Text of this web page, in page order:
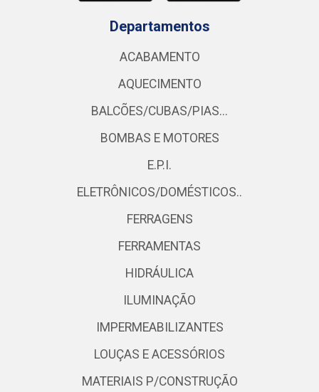
Departamentos
ACABAMENTO
AQUECIMENTO
BALCÕES/CUBAS/PIAS...
BOMBAS E MOTORES
E.P.I.
ELETRÔNICOS/DOMÉSTICOS..
FERRAGENS
FERRAMENTAS
HIDRÁULICA
ILUMINAÇÃO
IMPERMEABILIZANTES
LOUÇAS E ACESSÓRIOS
MATERIAIS P/CONSTRUÇÃO